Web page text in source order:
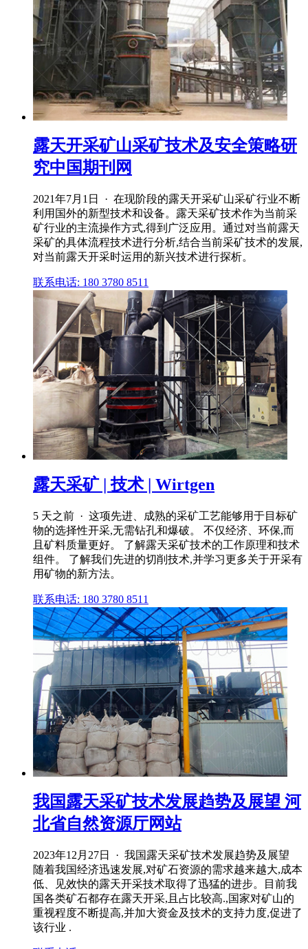
露天开采矿山采矿技术及安全策略研
究中国期刊网
2021年7月1日 · 在现阶段的露天开采矿山采矿行业不断
利用国外的新型技术和设备。露天采矿技术作为当前采
矿行业的主流操作方式,得到广泛应用。通过对当前露天
采矿的具体流程技术进行分析,结合当前采矿技术的发展,
对当前露天开采时运用的新兴技术进行探析。
联系电话: 180 3780 8511
露天采矿 | 技术 | Wirtgen
5 天之前 · 这项先进、成熟的采矿工艺能够用于目标矿
物的选择性开采,无需钻孔和爆破。 不仅经济、环保,而
且矿料质量更好。 了解露天采矿技术的工作原理和技术
组件。 了解我们先进的切削技术,并学习更多关于开采有
用矿物的新方法。
联系电话: 180 3780 8511
我国露天采矿技术发展趋势及展望 河
北省自然资源厅网站
2023年12月27日 · 我国露天采矿技术发展趋势及展望
随着我国经济迅速发展,对矿石资源的需求越来越大,成本
低、见效快的露天开采技术取得了迅猛的进步。目前我
国各类矿石都存在露天开采,且占比较高.,国家对矿山的
重视程度不断提高,并加大资金及技术的支持力度,促进了
该行业 .